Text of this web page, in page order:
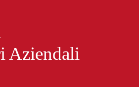
Aziendali